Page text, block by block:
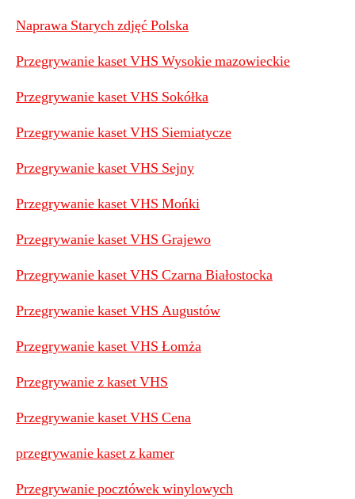
Naprawa Starych zdjęć Polska
Przegrywanie kaset VHS Wysokie mazowieckie
Przegrywanie kaset VHS Sokółka
Przegrywanie kaset VHS Siemiatycze
Przegrywanie kaset VHS Sejny
Przegrywanie kaset VHS Mońki
Przegrywanie kaset VHS Grajewo
Przegrywanie kaset VHS Czarna Białostocka
Przegrywanie kaset VHS Augustów
Przegrywanie kaset VHS Łomża
Przegrywanie z kaset VHS
Przegrywanie kaset VHS Cena
przegrywanie kaset z kamer
Przegrywanie pocztówek winylowych